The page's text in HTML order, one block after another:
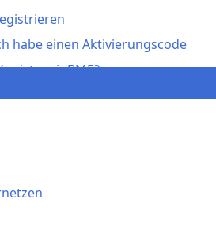
habe einen Aktivierungscode
ist meinBME?